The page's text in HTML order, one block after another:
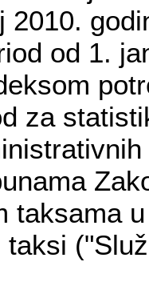
2010.
od 1.
za
taksama